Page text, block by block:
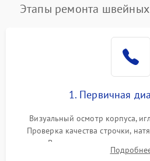
Этапы ремонта
1. Первичная
Визуальный осмотр корпуса,
Проверка качества строчки,
педали. Выявление посторонних
обрывов нити или заклинивания